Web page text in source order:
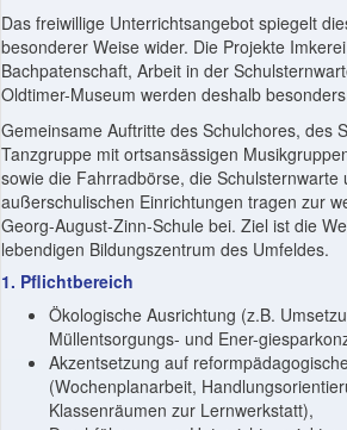
Das freiwillige Unterrichtsangebot spiegelt
besonderer Weise wider. Die Projekte
Bachpatenschaft, Arbeit in der
Oldtimer-Museum werden deshalb
Gemeinsame Auftritte des Schulchores, des
Tanzgruppe mit ortsansässigen
sowie die Fahrradbörse, die Schulsternwarte
außerschulischen Einrichtungen tragen zur
Georg-August-Zinn-Schule bei. Ziel ist die
lebendigen Bildungszentrum des Umfeldes.
1. Pflichtbereich
Ökologische Ausrichtung (z.B.
Müllentsorgungs- und Ener-
Akzentsetzung auf
(Wochenplanarbeit,
Klassenräumen zur Lernwerkstatt),